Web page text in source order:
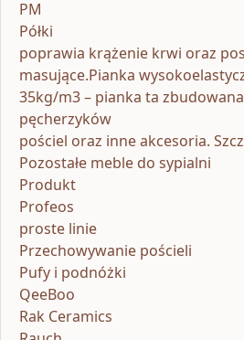
PM
Półki
poprawia krążenie krwi oraz
masujące.Pianka
35kg/m3 – pianka ta
pęcherzyków
pościel oraz inne akcesoria.
Pozostałe meble do sypialni
Produkt
Profeos
proste linie
Przechowywanie pościeli
Pufy i podnóżki
QeeBoo
Rak Ceramics